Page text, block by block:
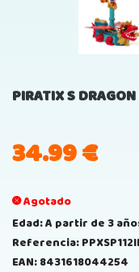
PIRATIX S
34.99€
Agotado
Edad: A partir de 3
Referencia:
EAN: 8431618044254